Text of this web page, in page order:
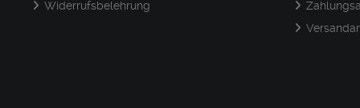
Widerrufsbelehrung